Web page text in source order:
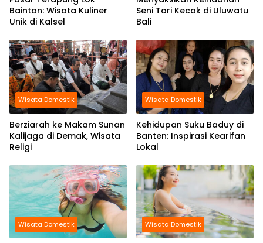
Baintan: Wisata Kuliner
Unik di Kalsel
Seni Tari Kecak di Uluwatu
Bali
Wisata Domestik
Berziarah ke Makam Sunan
Kalijaga di Demak, Wisata
Religi
Wisata Domestik
Kehidupan Suku Baduy di
Banten: Inspirasi Kearifan
Lokal
Wisata Domestik Wisata Domestik